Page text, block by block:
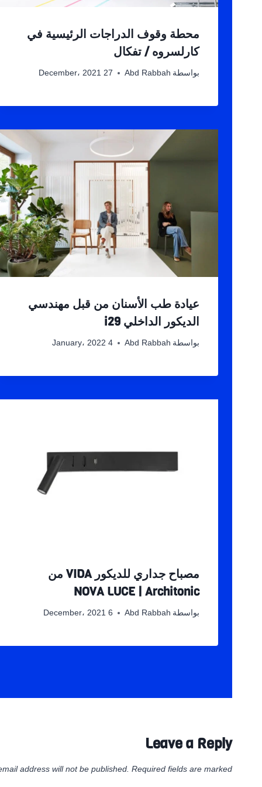
محطة وقوف الدراجات الرئيسية في
كارلسروه / تفكال
بواسطة Abd Rabbah 27 December، 2021
عيادة طب الأسنان من قبل مهندسي
الديكور الداخلي i29
بواسطة Abd Rabbah 4 January، 2022
مصباح جداري للديكور VIDA من
NOVA LUCE | Architonic
بواسطة Abd Rabbah 6 December، 2021
Leave a Reply
address will not be published. Required fields are marked